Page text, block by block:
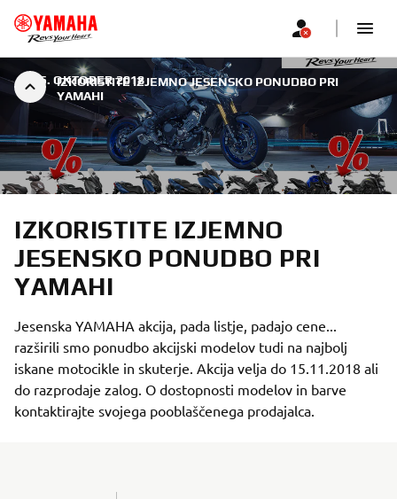
IZKORISTITE IZJEMNO JESENSKO PONUDBO PRI
YAMAHI
15. OKTOBER 2018
IZKORISTITE IZJEMNO
JESENSKO PONUDBO PRI
YAMAHI
Jesenska YAMAHA akcija, pada listje, padajo cene...
razširili smo ponudbo akcijski modelov tudi na najbolj
iskane motocikle in skuterje. Akcija velja do 15.11.2018 ali
do razprodaje zalog. O dostopnosti modelov in barve
kontaktirajte svojega pooblaščenega prodajalca.